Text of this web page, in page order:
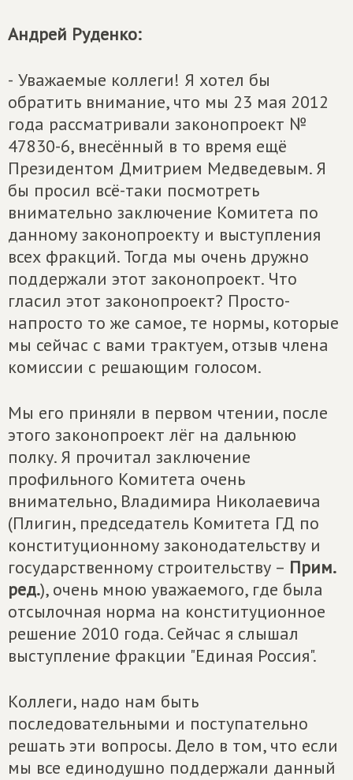
Андрей Руденко:
- Уважаемые коллеги! Я хотел бы
обратить внимание, что мы 23 мая 2012
года рассматривали законопроект №
47830-6, внесённый в то время ещё
Президентом Дмитрием Медведевым. Я
бы просил всё-таки посмотреть
внимательно заключение Комитета по
данному законопроекту и выступления
всех фракций. Тогда мы очень дружно
поддержали этот законопроект. Что
гласил этот законопроект? Просто-
напросто то же самое, те нормы, которые
мы сейчас с вами трактуем, отзыв члена
комиссии с решающим голосом.
Мы его приняли в первом чтении, после
этого законопроект лёг на дальнюю
полку. Я прочитал заключение
профильного Комитета очень
внимательно, Владимира Николаевича
(Плигин, председатель Комитета ГД по
конституционному законодательству и
государственному строительству – Прим.
ред.), очень мною уважаемого, где была
отсылочная норма на конституционное
решение 2010 года. Сейчас я слышал
выступление фракции "Единая Россия".
Коллеги, надо нам быть
последовательными и поступательно
решать эти вопросы. Дело в том, что если
мы все единодушно поддержали данный